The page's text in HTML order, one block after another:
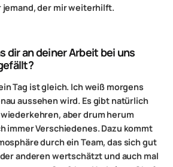
jemand, der mir weiterhilft.
dir an deiner Arbeit bei uns
Tag ist gleich. Ich weiß morgens
aussehen wird. Es gibt natürlich
aber drum herum
immer Verschiedenes. Dazu kommt
durch ein Team, das sich gut
anderen wertschätzt und auch mal